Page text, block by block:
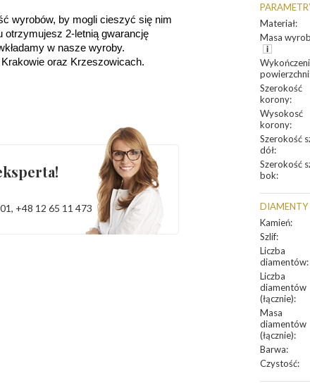
Materiał:
Masa
powierzchni
Szerokość
korony:
Wysokosć
korony:
Szerokość
dół:
Szerokość
bok:
DIAMENTY
Kamień:
Szlif:
Liczba
diamentów:
Liczba
diamentów
(łącznie):
Masa
diamentów
(łącznie):
Barwa:
Czystość:
wyrobów, by mogli cieszyć się nim
otrzymujesz 2-letnią gwarancję
w nasze wyroby.
oraz Krzeszowicach.
, +48 12 65 11 473